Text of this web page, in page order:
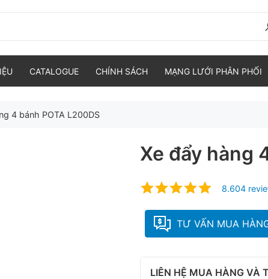
CATALOGUE CHÍNH SÁCH MẠNG LƯỚI PHÂN PHỐI
4 bánh POTA L200DS
Xe đẩy hàng
8.604
TƯ VẤN MUA
LIÊN HỆ MUA HÀNG VÀ